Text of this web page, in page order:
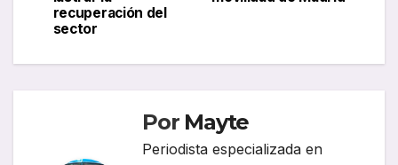
entradas
recuperación del
sector
Por Mayte
Periodista especializada en